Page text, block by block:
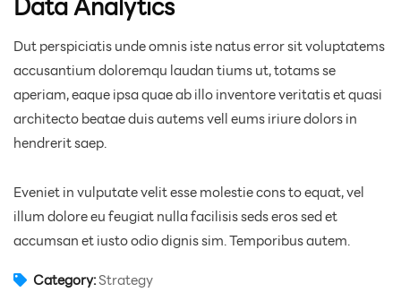
Dut perspiciatis unde omnis iste natus error sit voluptatems
accusantium doloremqu laudan tiums ut, totams se
aperiam, eaque ipsa quae ab illo inventore veritatis et quasi
architecto beatae duis autems vell eums iriure dolors in
hendrerit saep.
Eveniet in vulputate velit esse molestie cons to equat, vel
illum dolore eu feugiat nulla facilisis seds eros sed et
accumsan et iusto odio dignis sim. Temporibus autem.
Category:Strategy